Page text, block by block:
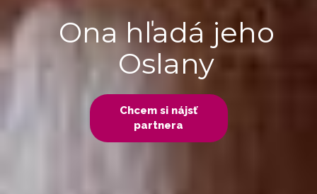
Chcem si nájsť
partnera
Ona hľadá jeho
Oslany